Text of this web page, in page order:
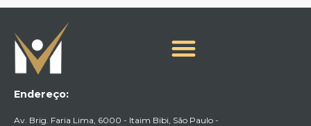
Endereço:
Av. Brig. Faria Lima, 6000 - Itaim Bibi, São Paulo -